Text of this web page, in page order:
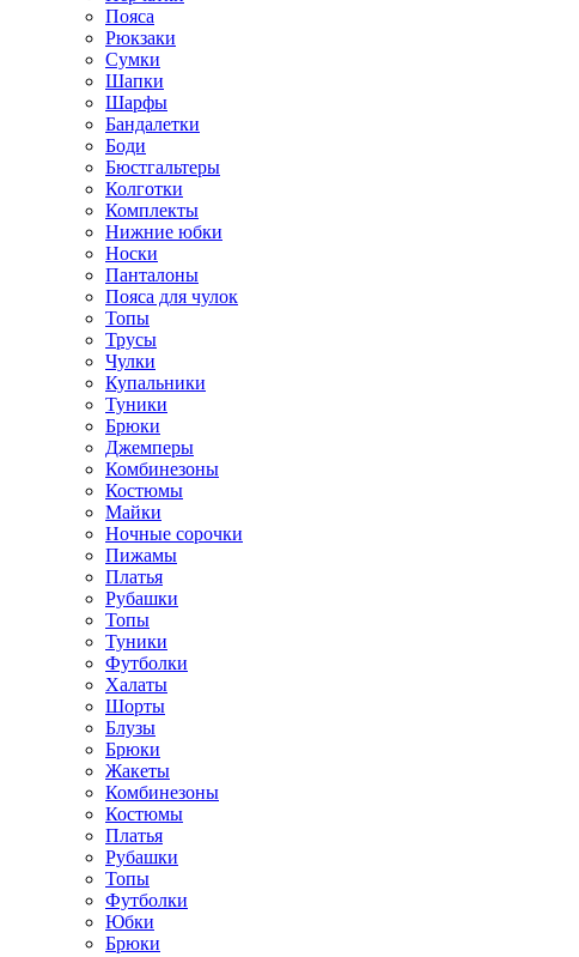
Пояса
Рюкзаки
Сумки
Шапки
Шарфы
Бандалетки
Боди
Бюстгальтеры
Колготки
Комплекты
Нижние юбки
Носки
Панталоны
Поясa для чулок
Топы
Трусы
Чулки
Купальники
Туники
Брюки
Джемперы
Комбинезоны
Костюмы
Майки
Ночные сорочки
Пижамы
Платья
Рубашки
Топы
Туники
Футболки
Халаты
Шорты
Блузы
Брюки
Жакеты
Комбинезоны
Костюмы
Платья
Рубашки
Топы
Футболки
Юбки
Брюки